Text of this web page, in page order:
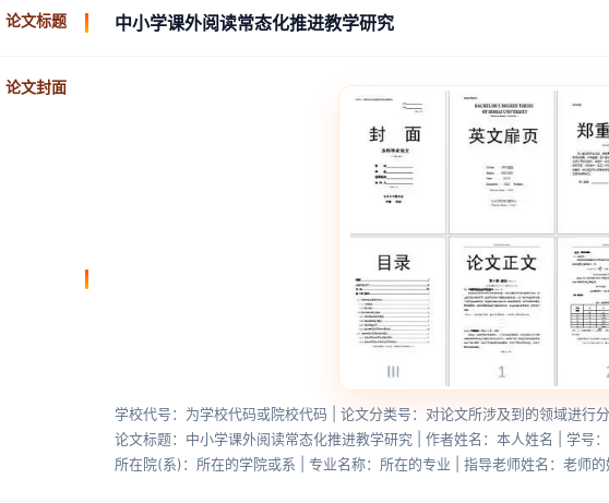
论文标题 中小学课外阅读常态化推进教学研究
论文封面
学校代号：为学校代码或院校代码 | 论文分类号：对论文所涉及到的领域进行
论文标题：中小学课外阅读常态化推进教学研究 | 作者姓名：本人姓名 | 学号
所在院(系)：所在的学院或系 | 专业名称：所在的专业 | 指导老师姓名：老师